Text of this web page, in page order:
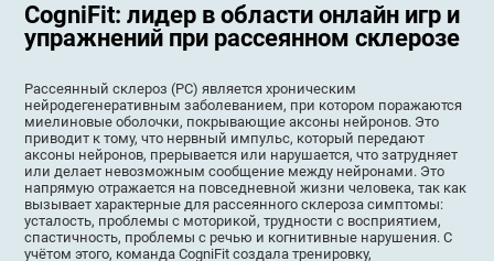
CogniFit: лидер в области онлайн игр и
упражнений при рассеянном склерозе
Рассеянный склероз (РС) является хроническим
нейродегенеративным заболеванием, при котором поражаются
миелиновые оболочки, покрывающие аксоны нейронов. Это
приводит к тому, что нервный импульс, который передают
аксоны нейронов, прерывается или нарушается, что затрудняет
или делает невозможным сообщение между нейронами. Это
напрямую отражается на повседневной жизни человека, так как
вызывает характерные для рассеянного склероза симптомы:
усталость, проблемы с моторикой, трудности с восприятием,
спастичность, проблемы с речью и когнитивные нарушения. С
учётом этого, команда CogniFit создала тренировку,